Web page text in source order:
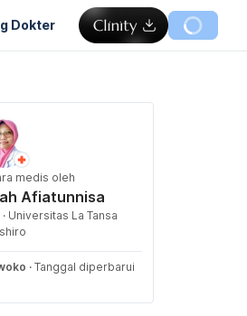
Dokter
medis oleh
Afiatunnisa
Universitas La Tansa
· Tanggal diperbarui